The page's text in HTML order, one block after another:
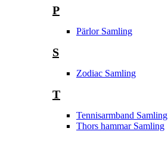
P
Pärlor Samling
S
Zodiac Samling
T
Tennisarmband Samling
Thors hammar Samling